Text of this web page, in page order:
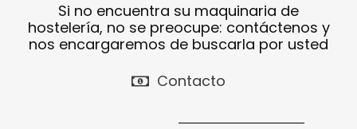
Si no encuentra su maquinaria de
hostelería, no se preocupe: contáctenos y
nos encargaremos de buscarla por usted
Contacto